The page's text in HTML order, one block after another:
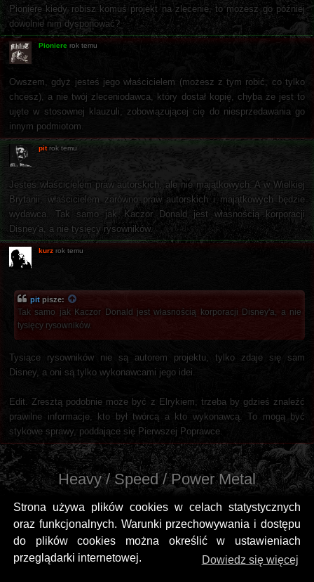
Strona używa plików cookies w celach statystycznych
oraz funkcjonalnych. Warunki przechowywania i dostępu
do plików cookies można określić w ustawieniach
przeglądarki internetowej.
Dowiedz się więcej
Pioniere kiedy robisz komuś projekt na zlecenie, to możesz go później
dowolnie nim dysponować?
Pioniere rok temu
Owszem, gdyż jesteś jego właścicielem (możesz z tym robić, co tylko
chcesz), a nie twój zleceniodawca, który dostał kopię, chyba że jest to
ujęte w stosownej klauzuli, zobowiązującej cię do niesprzedawania go
innym podmiotom.
pit rok temu
Jesteś właścicielem praw autorskich, ale nie majątkowych. A w Wielkiej
Brytanii, właścicielem zarówno praw autorskich i majątkowych będzie
wydawca. Tak samo jak Kaczor Donald jest własnością korporacji
Disney'a, a nie tysięcy rysowników.
kurz rok temu
pit pisze:
Tak samo jak Kaczor Donald jest własnością korporacji Disney'a, a nie
tysięcy rysowników.
Tysiące rysowników nie są autorem projektu, tylko zdaje się sam
Disney, a oni są tylko wykonawcami jego idei.
Edit. Zresztą podobnie może być z Elrykiem, trzeba by gdzieś znaleźć
prawilne informacje, kto był twórcą a kto wykonawcą. To mogą być
stykowe sprawy, poddające się Pierwszej Poprawce.
Heavy / Speed / Power Metal